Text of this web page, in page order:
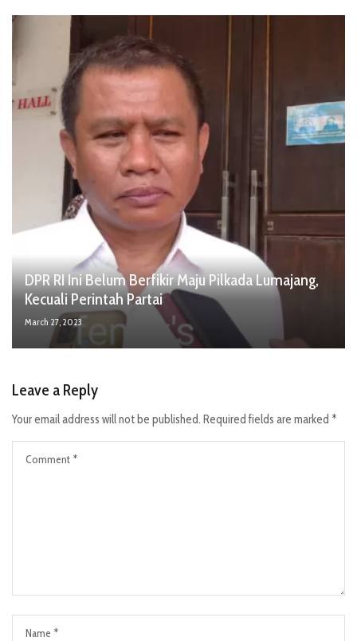
DPR RI Ini Belum Berfikir Maju Pilkada Lumajang,
Kecuali Perintah Partai
March 27, 2023
Leave a Reply
Your email address will not be published. Required fields are marked *